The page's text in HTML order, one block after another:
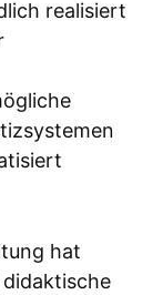
realisiert
hat
didaktische